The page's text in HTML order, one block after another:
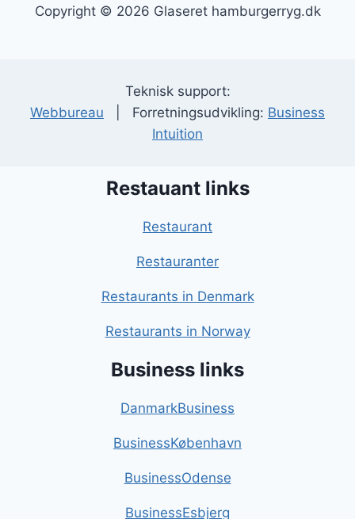
Copyright © 2026 Glaseret hamburgerryg.dk
Teknisk support:
Webbureau | Forretningsudvikling: Business
Intuition
Restauant links
Restaurant
Restauranter
Restaurants in Denmark
Restaurants in Norway
Business links
DanmarkBusiness
BusinessKøbenhavn
BusinessOdense
BusinessEsbjerg